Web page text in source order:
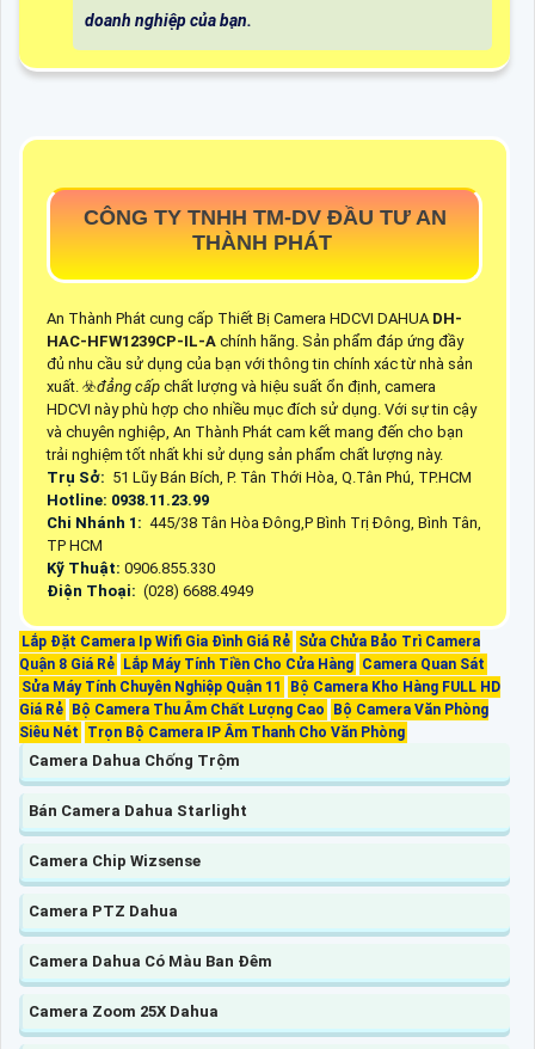
doanh nghiệp của bạn.
CÔNG TY TNHH TM-DV ĐẦU TƯ AN
THÀNH PHÁT
An Thành Phát cung cấp Thiết Bị Camera HDCVI DAHUA DH-
HAC-HFW1239CP-IL-A chính hãng. Sản phẩm đáp ứng đầy
đủ nhu cầu sử dụng của bạn với thông tin chính xác từ nhà sản
xuất. ☣️đẳng cấp chất lượng và hiệu suất ổn định, camera
HDCVI này phù hợp cho nhiều mục đích sử dụng. Với sự tin cậy
và chuyên nghiệp, An Thành Phát cam kết mang đến cho bạn
trải nghiệm tốt nhất khi sử dụng sản phẩm chất lượng này.
Trụ Sở: 51 Lũy Bán Bích, P. Tân Thới Hòa, Q.Tân Phú, TP.HCM
Hotline: 0938.11.23.99
Chi Nhánh 1: 445/38 Tân Hòa Đông,P Bình Trị Đông, Bình Tân,
TP HCM
Kỹ Thuật: 0906.855.330
Điện Thoại: (028) 6688.4949
Lắp Đặt Camera Ip Wifi Gia Đình Giá Rẻ Sửa Chửa Bảo Trì Camera
Quận 8 Giá Rẻ
Lắp Máy Tính Tiền Cho Cửa Hàng Camera Quan Sát
Sửa Máy Tính Chuyên Nghiệp Quận 11
Bộ Camera Kho Hàng FULL HD
Giá Rẻ
Bộ Camera Thu Âm Chất Lượng Cao
Bộ Camera Văn Phòng
Siêu Nét
Trọn Bộ Camera IP Âm Thanh Cho Văn Phòng
Camera Dahua Chống Trộm
Bán Camera Dahua Starlight
Camera Chip Wizsense
Camera PTZ Dahua
Camera Dahua Có Màu Ban Đêm
Camera Zoom 25X Dahua